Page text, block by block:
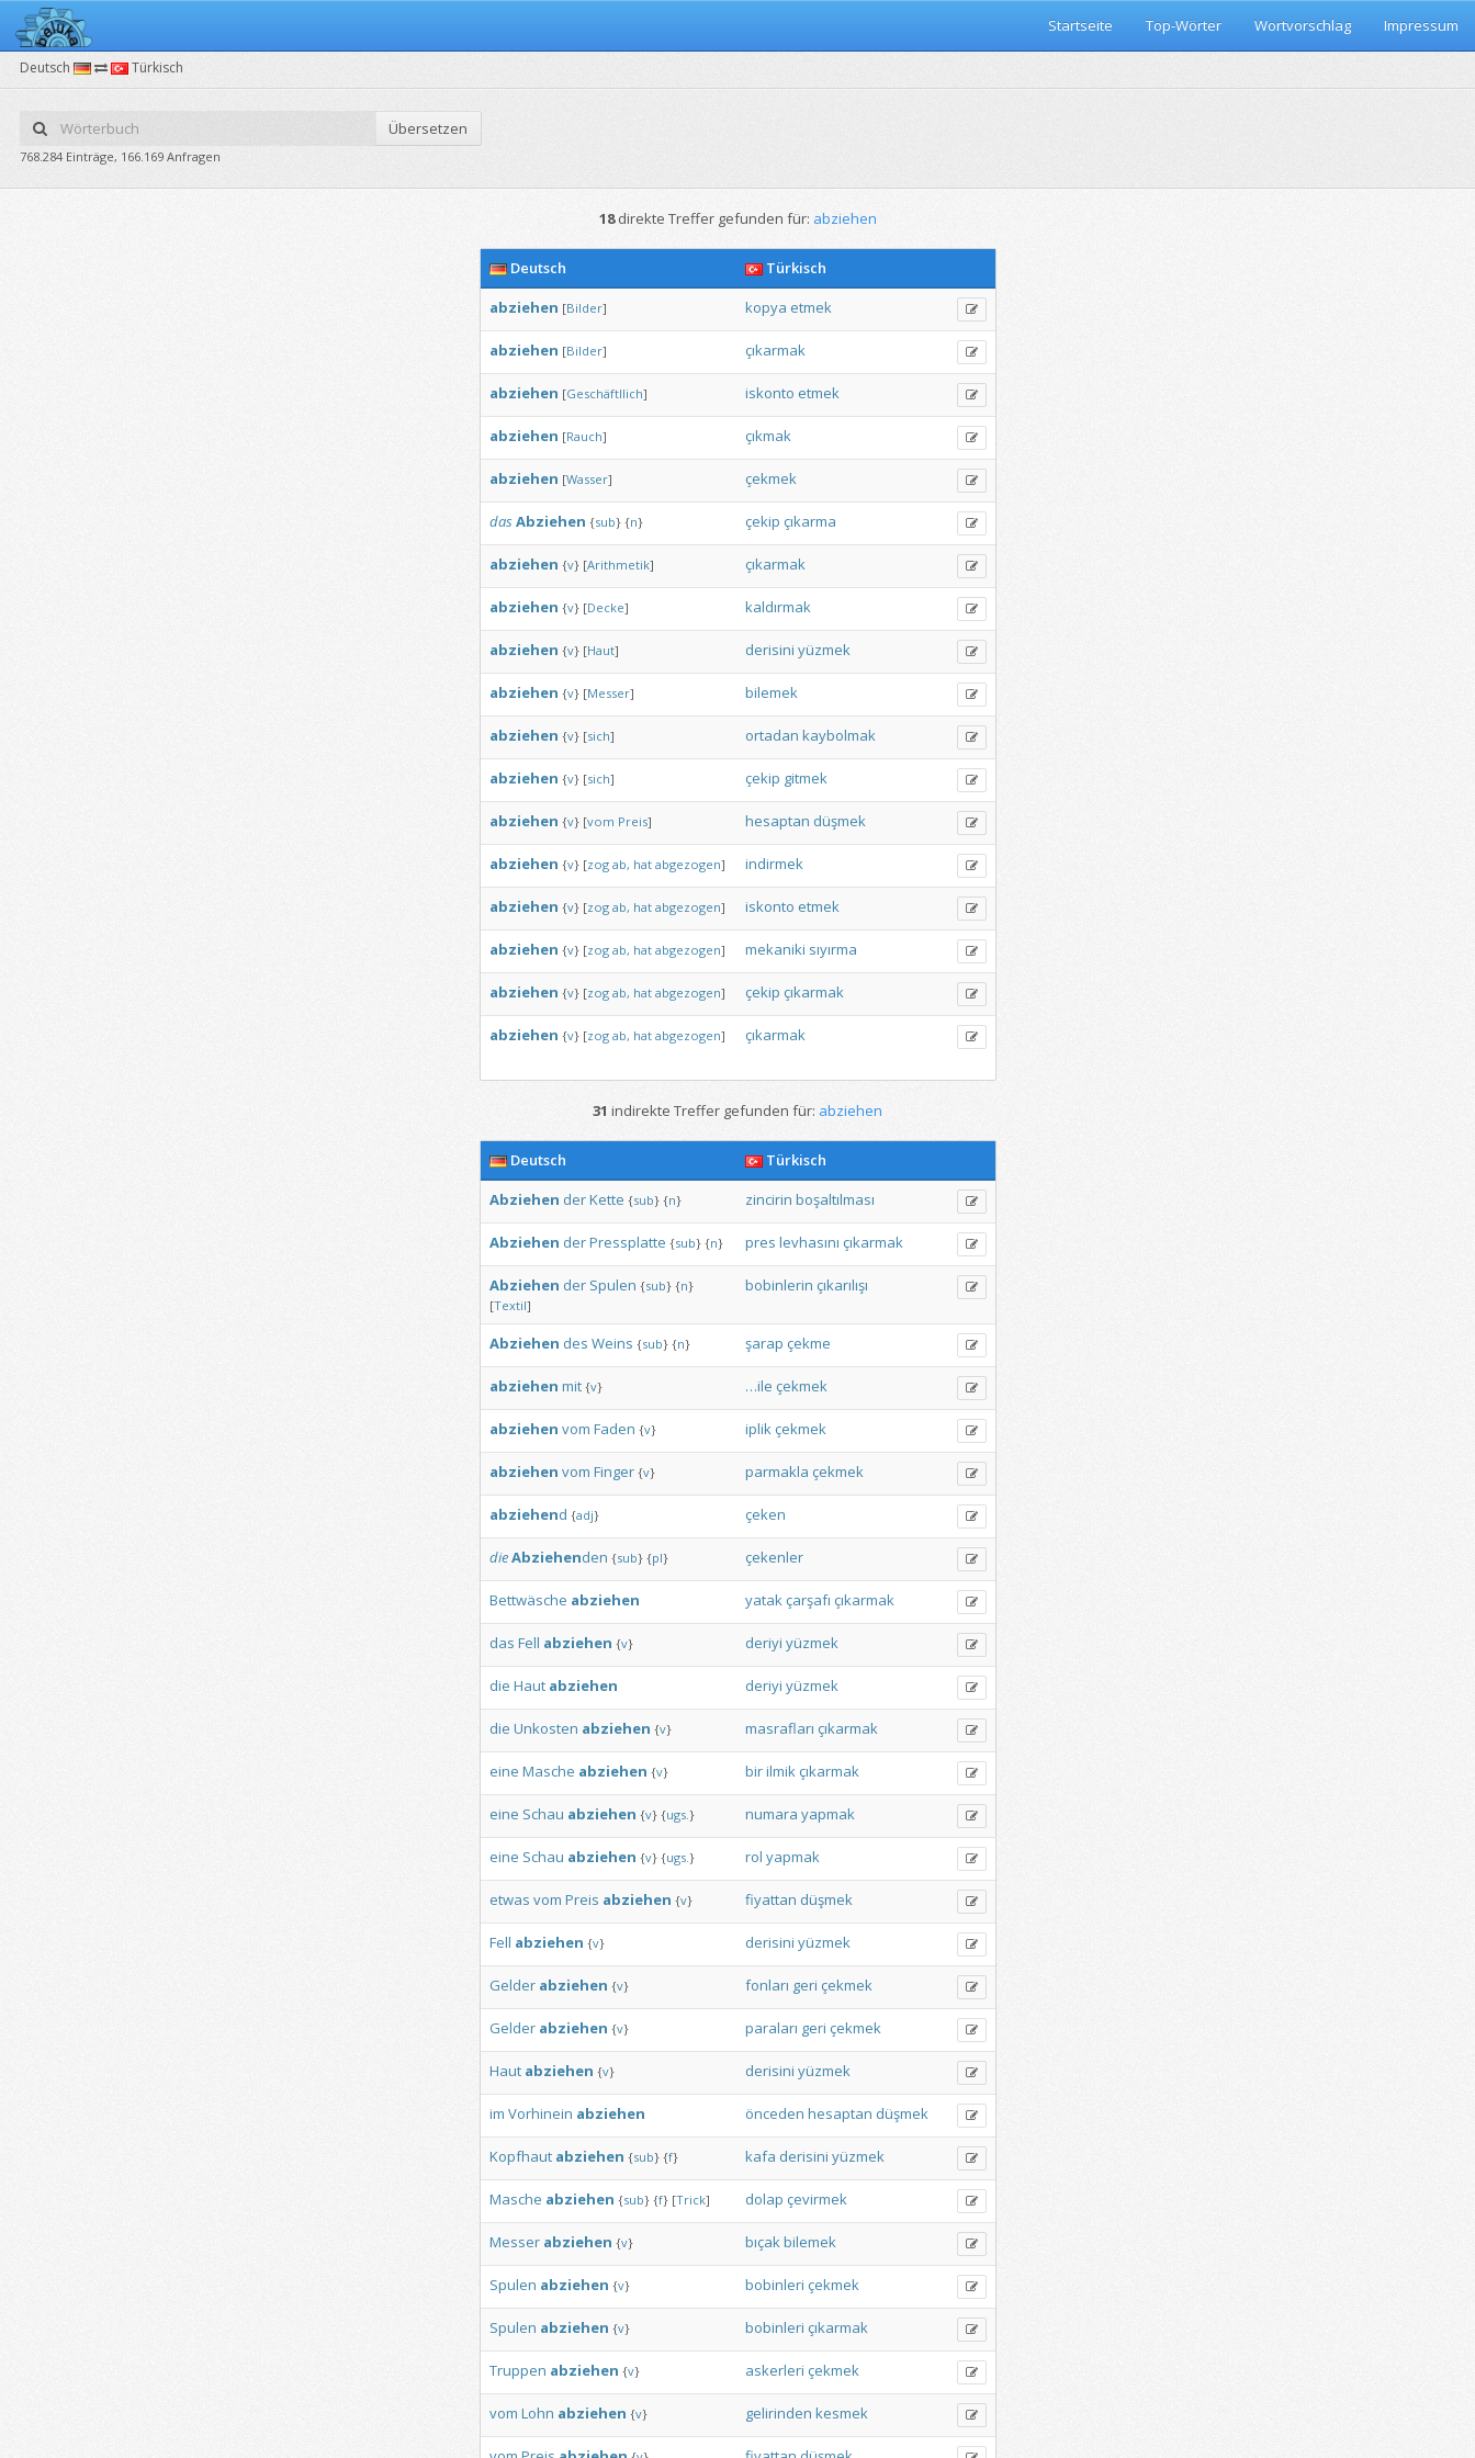
Startseite Top-Wörter Wortvorschlag Impressum
Deutsch Türkisch
Übersetzen
768.284 Einträge, 166.169 Anfragen
18direkte Treffer gefunden für: abziehen
Deutsch
Türkisch
abziehen [Bilder] kopya etmek
abziehen [Bilder] çıkarmak
abziehen [Geschäftllich] iskonto etmek
abziehen [Rauch] çıkmak
abziehen [Wasser] çekmek
dasAbziehen {sub} {n} çekip çıkarma
abziehen {v}[Arithmetik] çıkarmak
abziehen {v}[Decke] kaldırmak
abziehen {v}[Haut] derisini yüzmek
abziehen {v}[Messer] bilemek
abziehen {v}[sich] ortadan kaybolmak
abziehen {v}[sich] çekip gitmek
abziehen {v}[vom Preis] hesaptan düşmek
abziehen {v}[zog ab, hat abgezogen] indirmek
abziehen {v}[zog ab, hat abgezogen] iskonto etmek
abziehen {v}[zog ab, hat abgezogen] mekaniki sıyırma
abziehen {v}[zog ab, hat abgezogen] çekip çıkarmak
abziehen {v}[zog ab, hat abgezogen] çıkarmak
31 indirekte Treffer gefunden für: abziehen
Deutsch
Türkisch
Abziehen derKette {sub} {n} zincirin boşaltılması
Abziehen derPressplatte {sub} {n} pres levhasını çıkarmak
Abziehen der Spulen {sub} {n}
[Textil]
bobinlerin çıkarılışı
Abziehen des Weins {sub} {n} şarap çekme
abziehen mit {v} …ile çekmek
abziehen vom Faden {v} iplik çekmek
abziehen vom Finger {v} parmakla çekmek
abziehend {adj} çeken
dieAbziehenden {sub} {pl} çekenler
Bettwäsche abziehen yatak çarşafı çıkarmak
das Fell abziehen {v} deriyi yüzmek
die Haut abziehen deriyi yüzmek
die Unkosten abziehen {v} masrafları çıkarmak
eine Masche abziehen {v} birilmik çıkarmak
eine Schau abziehen {v} {ugs.} numara yapmak
eine Schau abziehen {v} {ugs.} rol yapmak
etwas vom Preis abziehen {v} fiyattan düşmek
Fell abziehen {v} derisini yüzmek
Gelder abziehen {v} fonları geri çekmek
Gelder abziehen {v} paraları geri çekmek
Haut abziehen {v} derisini yüzmek
im Vorhinein abziehen önceden hesaptan düşmek
Kopfhaut abziehen {sub} {f} kafa derisini yüzmek
Masche abziehen {sub} {f}[Trick] dolap çevirmek
Messer abziehen {v} bıçakbilemek
Spulen abziehen {v} bobinleri çekmek
Spulen abziehen {v} bobinleri çıkarmak
Truppen abziehen {v} askerleri çekmek
vom Lohn abziehen {v} gelirinden kesmek